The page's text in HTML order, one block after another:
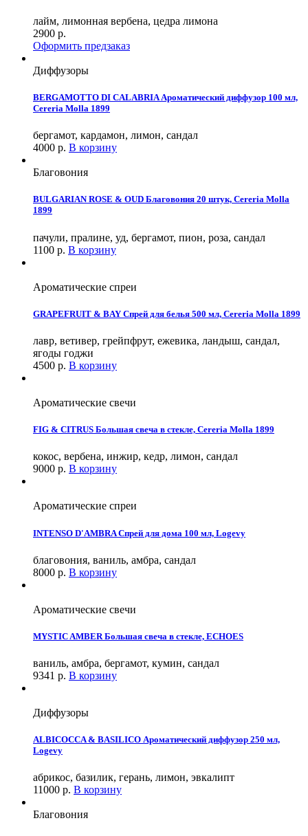
лайм, лимонная вербена, цедра лимона
2900 р.
Оформить предзаказ
Диффузоры
BERGAMOTTO DI CALABRIA Ароматический диффузор 100 мл,
Cereria Molla 1899
бергамот, кардамон, лимон, сандал
4000 р. В корзину
Благовония
BULGARIAN ROSE & OUD Благовония 20 штук, Cereria Molla
1899
пачули, пралине, уд, бергамот, пион, роза, сандал
1100 р. В корзину
Ароматические спреи
GRAPEFRUIT & BAY Спрей для белья 500 мл, Cereria Molla 1899
лавр, ветивер, грейпфрут, ежевика, ландыш, сандал,
ягоды годжи
4500 р. В корзину
Ароматические свечи
FIG & CITRUS Большая свеча в стекле, Cereria Molla 1899
кокос, вербена, инжир, кедр, лимон, сандал
9000 р. В корзину
Ароматические спреи
INTENSO D'AMBRA Спрей для дома 100 мл, Logevy
благовония, ваниль, амбра, сандал
8000 р. В корзину
Ароматические свечи
MYSTIC AMBER Большая свеча в стекле, ECHOES
ваниль, амбра, бергамот, кумин, сандал
9341 р. В корзину
Диффузоры
ALBICOCCA & BASILICO Ароматический диффузор 250 мл,
Logevy
абрикос, базилик, герань, лимон, эвкалипт
11000 р. В корзину
Благовония